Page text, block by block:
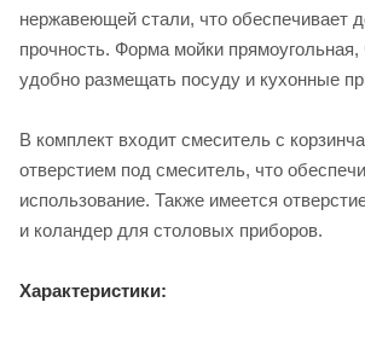
нержавеющей стали, что обеспечивает
прочность. Форма мойки прямоугольная,
удобно размещать посуду и кухонные
В комплект входит смеситель с
отверстием под смеситель, что
использование. Также имеется
и коландер для столовых приборов.
Характеристики: